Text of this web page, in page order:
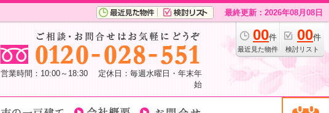
最終更新：2026年08月08日
00件
最近見た物件
00件
検討リスト
営業時間：10:00～18:30 定休日：毎週水曜日・年末年
始